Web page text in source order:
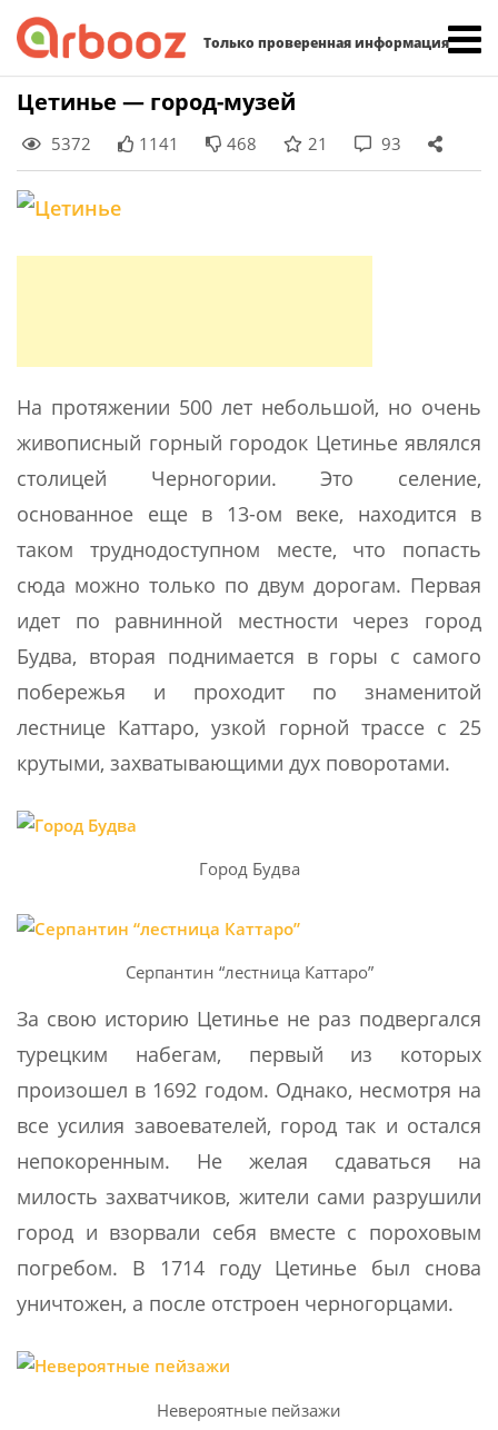
Только проверенная информация
Skip
to
content
Цетинье — город-музей
5372 1141 468 21 93
На протяжении 500 лет небольшой, но очень
живописный горный городок Цетинье являлся
столицей Черногории. Это селение,
основанное еще в 13-ом веке, находится в
таком труднодоступном месте, что попасть
сюда можно только по двум дорогам. Первая
идет по равнинной местности через город
Будва, вторая поднимается в горы с самого
побережья и проходит по знаменитой
лестнице Каттаро, узкой горной трассе с 25
крутыми, захватывающими дух поворотами.
Город Будва
Серпантин “лестница Каттаро”
За свою историю Цетинье не раз подвергался
турецким набегам, первый из которых
произошел в 1692 годом. Однако, несмотря на
все усилия завоевателей, город так и остался
непокоренным. Не желая сдаваться на
милость захватчиков, жители сами разрушили
город и взорвали себя вместе с пороховым
погребом. В 1714 году Цетинье был снова
уничтожен, а после отстроен черногорцами.
Невероятные пейзажи
Найти: